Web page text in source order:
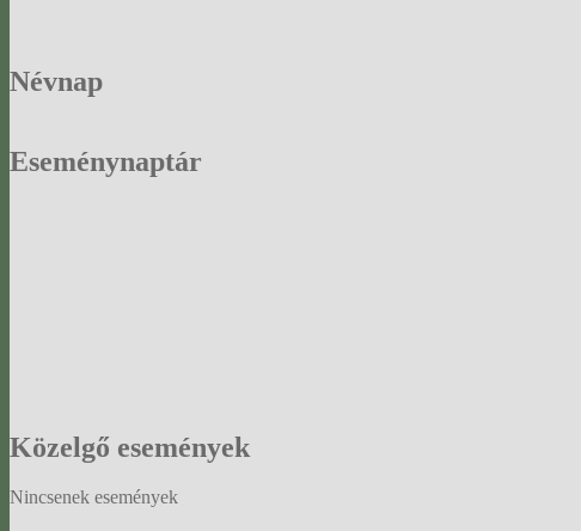
Névnap
Eseménynaptár
Közelgő események
Nincsenek események